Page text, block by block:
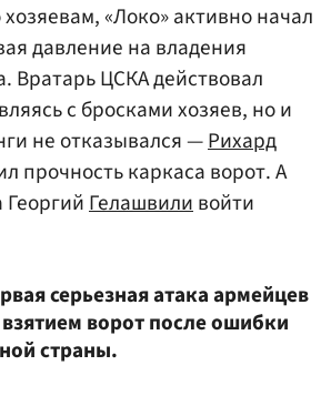
«Локо» активно начал
давление на владения
ЦСКА действовал
с бросками хозяев, но и
не отказывался —Рихард
прочность каркаса ворот. А
Гелашвиливойти
серьезная атака армейцев
ворот после ошибки
страны.